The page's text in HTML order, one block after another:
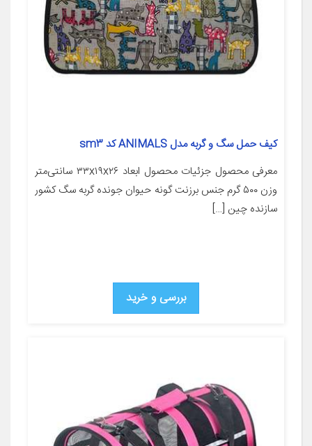
کیف حمل سگ و گربه مدل ANIMALS کد sm3
معرفی محصول جزئیات محصول ابعاد ۳۳x۱۹x۲۶ سانتی‌متر
وزن ۵۰۰ گرم جنس برزنت گونه حیوان جونده گربه سگ کشور
سازنده چین […]
بررسی و خرید